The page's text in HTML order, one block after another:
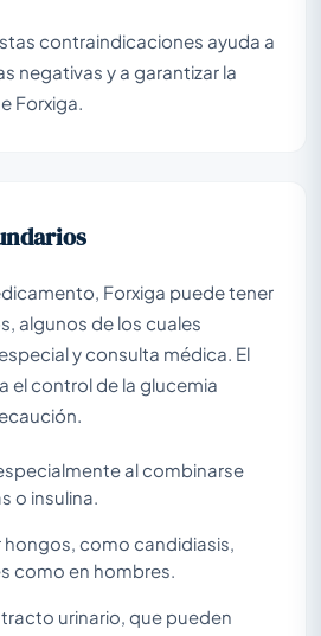
contraindicaciones ayuda a
negativas y a garantizar la
Forxiga.
Forxiga puede tener
algunos de los cuales
y consulta médica. El
el control de la glucemia
al combinarse
o insulina.
como candidiasis,
como en hombres.
urinario, que pueden